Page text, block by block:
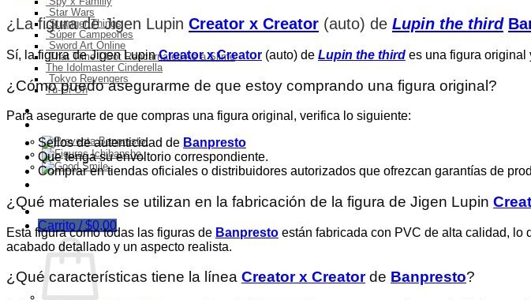
Star Wars
Stranger Things
Súper Campeones
Sword Art Online
That Time I Got Rencarnated As a Slime
The Idolmaster Cinderella
Tokyo Revengers
Yu-Gi-Oh
Ingresos del mes
Preventa
Carrito /$0,00
¿La figura de Jigen Lupin Creator x Creator (auto) de Lupin the third
Sí, la figura de Jigen LupinCreator x Creator (auto) de Lupin the third es una figura original
¿Cómo puedo asegurarme de que estoy comprando una figura original?
Para asegurarte de que compras una figura original, verifica lo siguiente:
Sellos de autenticidad de Banpresto
Que tenga su envoltorio correspondiente.
Comprar en tiendas oficiales o distribuidores autorizados que ofrezcan garantías de
¿Qué materiales se utilizan en la fabricación de la figura de Jigen Lupin
Esta figura como todas las figuras de Banpresto están fabricada con PVC de alta calidad, lo
acabado detallado y un aspecto realista.
¿Qué características tiene la línea Creator x Creatorde Banpresto?